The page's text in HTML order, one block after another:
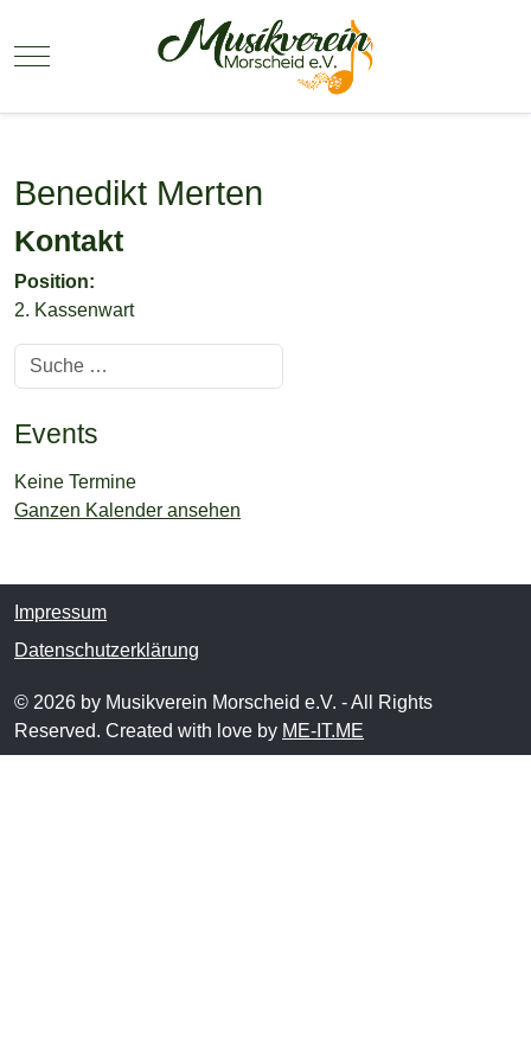
Mobile Menu Toggle
Benedikt Merten
Kontakt
Position:
2. Kassenwart
Suchen
Events
Keine Termine
Ganzen Kalender ansehen
Impressum
Datenschutzerklärung
© 2026 by Musikverein Morscheid e.V. - All Rights
Reserved. Created with love by ME-IT.ME